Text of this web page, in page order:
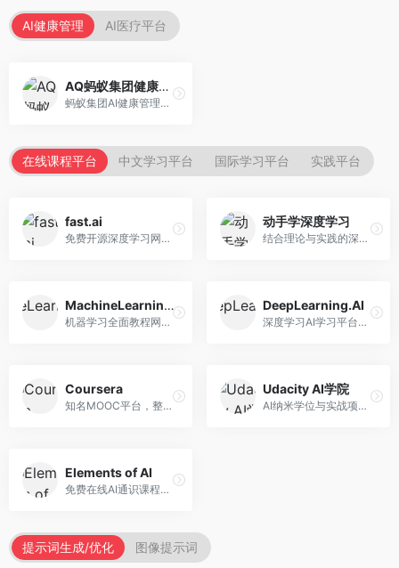
AI健康管理 AI医疗平台
AQ蚂蚁集团健康管家
蚂蚁集团AI健康管理服务，专注于个人健康监测。面向个人用户，提供健康评估、慢病管理、健康建议等服务，健康管理便捷。
在线课程平台 中文学习平台 国际学习平台 实践平台
fast.ai
免费开源深度学习网站，专注于实用AI教学。面向开发者，提供免费深度学习课程、实战项目、代码库等资源，学习门槛低。
动手学深度学习
结合理论与实践的深度学习教材，专注于代码驱动学习。面向学生和开发者，提供深度学习理论、代码实现、练习题等资源，学习体验好。
MachineLearningMastery
机器学习全面教程网站，专注于实用技能教学。面向开发者，提供机器学习算法、Python实现、项目实战等教程，实用性强。
DeepLearning.AI
深度学习AI学习平台，由吴恩达创立。面向AI学习者，提供深度学习专项课程、AI新闻、技术社区等资源，课程质量权威。
Coursera
知名MOOC平台，整合全球顶尖大学课程资源。面向学习者，提供AI、机器学习、深度学习等课程，证书认可度高，课程质量专业。
Udacity AI学院
AI纳米学位与实战项目平台，专注于职业导向学习。面向AI从业者，提供机器学习、深度学习、计算机视觉等纳米学位，项目实战性强。
Elements of AI
免费在线AI通识课程，专注于AI基础知识普及。面向普通大众，提供AI概念、原理、应用等入门知识，语言通俗易懂。
提示词生成/优化 图像提示词